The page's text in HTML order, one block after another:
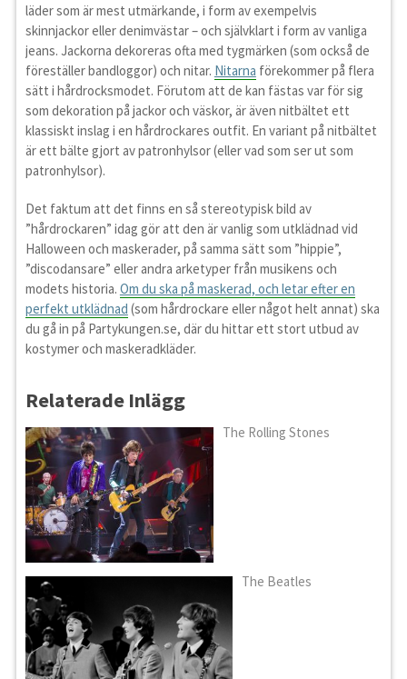
läder som är mest utmärkande, i form av exempelvis
skinnjackor eller denimvästar – och självklart i form av vanliga
jeans. Jackorna dekoreras ofta med tygmärken (som också de
föreställer bandloggor) och nitar. Nitarna förekommer på flera
sätt i hårdrocksmodet. Förutom att de kan fästas var för sig
som dekoration på jackor och väskor, är även nitbältet ett
klassiskt inslag i en hårdrockares outfit. En variant på nitbältet
är ett bälte gjort av patronhylsor (eller vad som ser ut som
patronhylsor).
Det faktum att det finns en så stereotypisk bild av
”hårdrockaren” idag gör att den är vanlig som utklädnad vid
Halloween och maskerader, på samma sätt som ”hippie”,
”discodansare” eller andra arketyper från musikens och
modets historia. Om du ska på maskerad, och letar efter en
perfekt utklädnad (som hårdrockare eller något helt annat) ska
du gå in på Partykungen.se, där du hittar ett stort utbud av
kostymer och maskeradkläder.
Relaterade Inlägg
The Rolling Stones
The Beatles